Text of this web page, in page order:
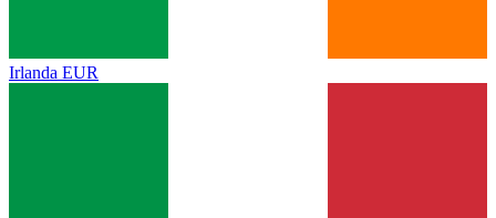
Irlanda EUR